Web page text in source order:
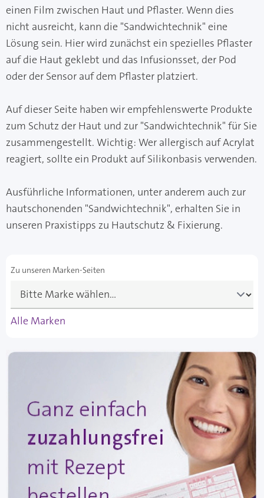
einen Film zwischen Haut und Pflaster. Wenn dies
nicht ausreicht, kann die "Sandwichtechnik" eine
Lösung sein. Hier wird zunächst ein spezielles Pflaster
auf die Haut geklebt und das Infusionsset, der Pod
oder der Sensor auf dem Pflaster platziert.
Auf dieser Seite haben wir empfehlenswerte Produkte
zum Schutz der Haut und zur "Sandwichtechnik" für Sie
zusammengestellt. Wichtig: Wer allergisch auf Acrylat
reagiert, sollte ein Produkt auf Silikonbasis verwenden.
Ausführliche Informationen, unter anderem auch zur
hautschonenden "Sandwichtechnik", erhalten Sie in
unseren Praxistipps zu Hautschutz & Fixierung.
Zu unseren Marken-Seiten
Alle Marken